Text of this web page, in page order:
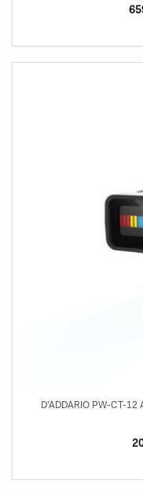
D’ADDARIO PW-CT-12